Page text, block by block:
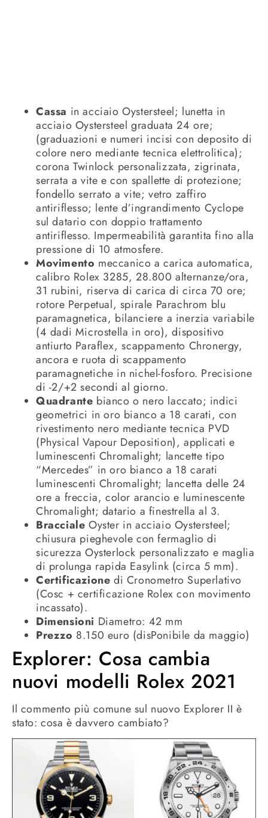
Cassa in acciaio Oystersteel; lunetta in
acciaio Oystersteel graduata 24 ore;
(graduazioni e numeri incisi con deposito di
colore nero mediante tecnica elettrolitica);
corona Twinlock personalizzata, zigrinata,
serrata a vite e con spallette di protezione;
fondello serrato a vite; vetro zaffiro
antiriflesso; lente d’ingrandimento Cyclope
sul datario con doppio trattamento
antiriflesso. Impermeabilità garantita fino alla
pressione di 10 atmosfere.
Movimento meccanico a carica automatica,
calibro Rolex 3285, 28.800 alternanze/ora,
31 rubini, riserva di carica di circa 70 ore;
rotore Perpetual, spirale Parachrom blu
paramagnetica, bilanciere a inerzia variabile
(4 dadi Microstella in oro), dispositivo
antiurto Paraflex, scappamento Chronergy,
ancora e ruota di scappamento
paramagnetiche in nichel-fosforo. Precisione
di -2/+2 secondi al giorno.
Quadrante bianco o nero laccato; indici
geometrici in oro bianco a 18 carati, con
rivestimento nero mediante tecnica PVD
(Physical Vapour Deposition), applicati e
luminescenti Chromalight; lancette tipo
“Mercedes” in oro bianco a 18 carati
luminescenti Chromalight; lancetta delle 24
ore a freccia, color arancio e luminescente
Chromalight; datario a finestrella al 3.
Bracciale Oyster in acciaio Oystersteel;
chiusura pieghevole con fermaglio di
sicurezza Oysterlock personalizzato e maglia
di prolunga rapida Easylink (circa 5 mm).
Certificazione di Cronometro Superlativo
(Cosc + certificazione Rolex con movimento
incassato).
Dimensioni Diametro: 42 mm
Prezzo 8.150 euro (disPonibile da maggio)
Explorer: Cosa cambia
nuovi modelli Rolex 2021
Il commento più comune sul nuovo Explorer II è
stato: cosa è davvero cambiato?